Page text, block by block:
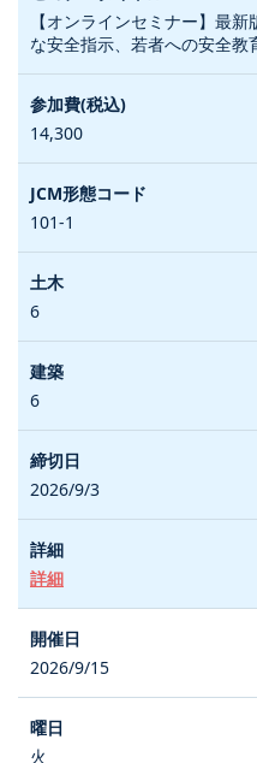
【オンラインセミナー】最
な安全指示、若者への安全教
14,300
101-1
6
6
2026/9/3
詳細
2026/9/15
火